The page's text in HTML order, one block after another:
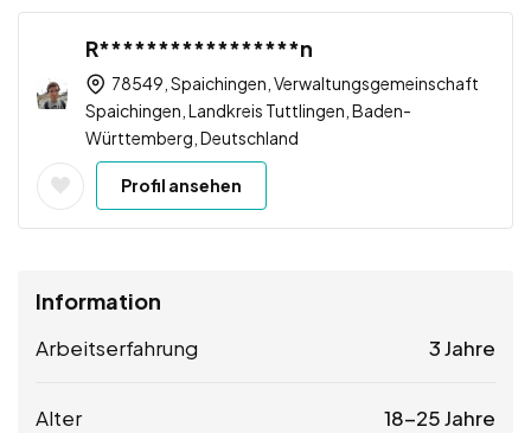
R*****************n
78549, Spaichingen, Verwaltungsgemeinschaft
Spaichingen, Landkreis Tuttlingen, Baden-
Württemberg, Deutschland
Profil ansehen
Information
Arbeitserfahrung 3 Jahre
Alter 18-25 Jahre